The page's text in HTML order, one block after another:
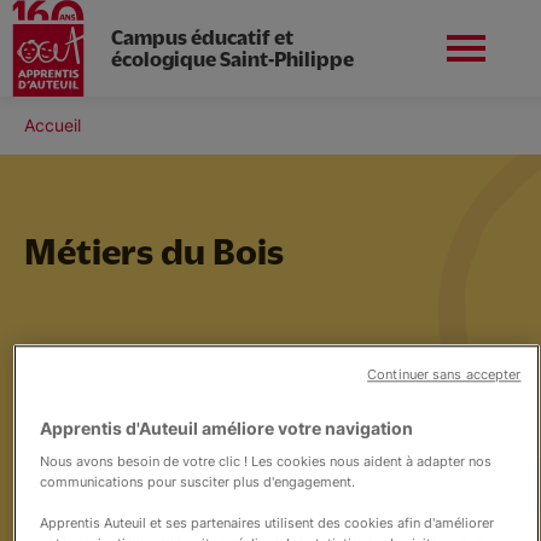
Campus éducatif et
écologique Saint-Philippe
Nos formations professionnelles
Apprentis d'Auteuil en
Île-de-France
Fil
d'Ariane
Accueil
Métiers du Bois
Apprentis d'Auteuil améliore votre navigation
Nous avons besoin de votre clic ! Les cookies nous aident à adapter nos
communications pour susciter plus d'engagement.
Apprentis Auteuil et ses partenaires utilisent des cookies afin d'améliorer
Continuer sans accepter